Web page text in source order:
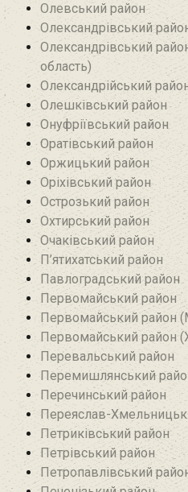
Олевський район‎
Олександрівський
Олександрівський
область)
Олександрійський
Олешківський район
Онуфріївський район‎
Оратівський район
Оржицький район
Оріхівський район
Острозький район
Охтирський район
Очаківський район
П’ятихатський район
Павлоградський район
Первомайський район
Первомайський район
Первомайський район
Перевальський район‎
Перемишлянський
Перечинський район
Переяслав-
Петриківський район
Петрівський район‎
Петропавлівський